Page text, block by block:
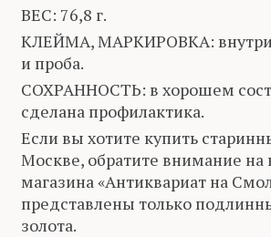
ВЕС: 76,8 г.
КЛЕЙМА, МАРКИРОВКА: внутри
и проба.
СОХРАННОСТЬ: в хорошем
сделана профилактика.
Если вы хотите купить
Москве, обратите внимание на
магазина «Антиквариат на
представлены только
золота.